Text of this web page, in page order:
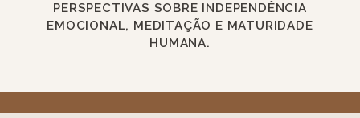
PERSPECTIVAS SOBRE INDEPENDÊNCIA
EMOCIONAL, MEDITAÇÃO E MATURIDADE
HUMANA.